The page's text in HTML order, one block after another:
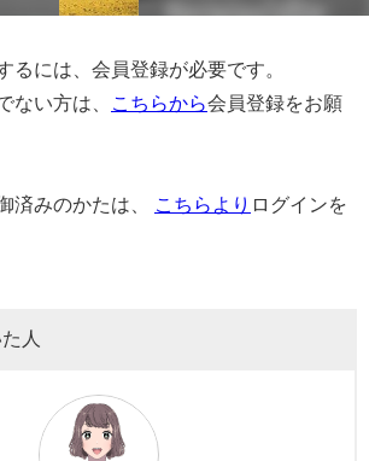
るには、会員登録が必要です。
ない方は、
こちらから会員登録をお願
済みのかたは、 こちらより ログインを
人